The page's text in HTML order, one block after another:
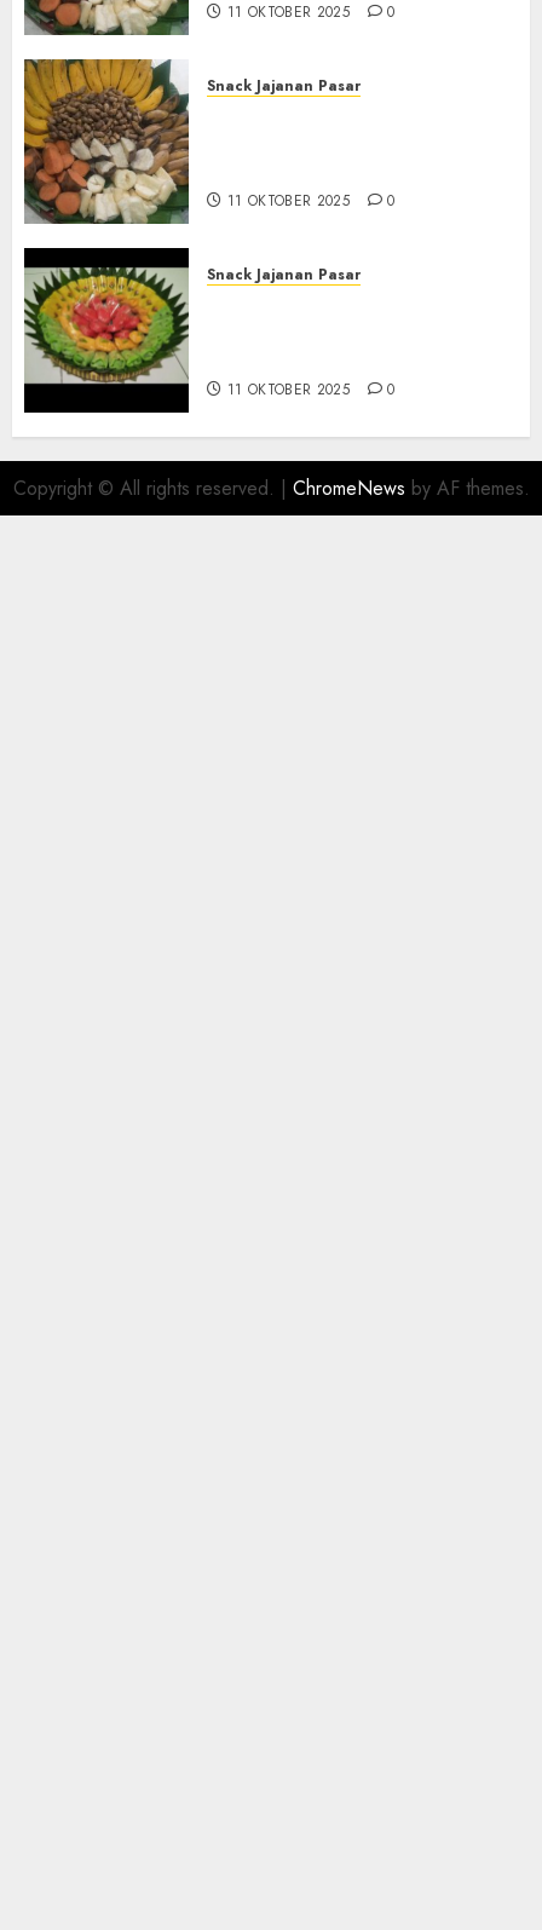
11 OKTOBER 2025 0
Snack Jajanan Pasar
11 OKTOBER 2025 0
Snack Jajanan Pasar
11 OKTOBER 2025 0
Copyright © All rights reserved. | ChromeNews by AF themes.